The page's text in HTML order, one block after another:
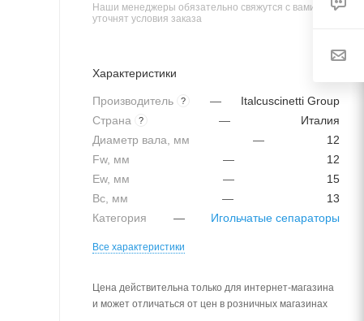
Наши менеджеры обязательно свяжутся с вами и
уточнят условия заказа
Характеристики
Производитель ? —
Italcuscinetti Group
Страна
? —
Италия
Диаметр вала, мм
—
12
Fw, мм
—
12
Ew, мм
—
15
Bc, мм
—
13
Категория
— Игольчатые сепараторы
Все характеристики
Цена действительна только для интернет-магазина
и может отличаться от цен в розничных магазинах